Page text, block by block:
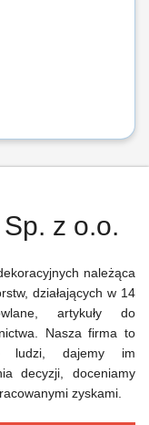
z o.o.
należąca
działających w 14
artykuły do
Nasza firma to
ludzi, dajemy im
decyzji, doceniamy
zyskami.